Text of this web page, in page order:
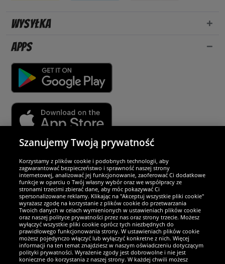
Wysyłka
Apps
Partnerzy i bezpieczeństwo
Jesteśmy wyjątkowi
Szanujemy Twoją prywatność
Korzystamy z plików cookie i podobnych technologii, aby
zagwarantować bezpieczeństwo i sprawność naszej strony
internetowej, analizować jej funkcjonowanie, zaoferować Ci dodatkowe
funkcje w oparciu o Twój własny wybór oraz we współpracy ze
stronami trzecimi zbierać dane, aby móc pokazywać Ci
spersonalizowane reklamy. Klikając na "Akceptuj wszystkie pliki cookie"
wyrażasz zgodę na korzystanie z plików cookie do przetwarzania
Twoich danych w celach wymienionych w ustawieniach plików cookie
oraz naszej polityce prywatności przez nas oraz strony trzecie. Możesz
wyłączyć wszystkie pliki cookie oprócz tych niezbędnych do
prawidłowego funkcjonowania strony. W ustawieniach plików cookie
możesz pojedynczo włączyć lub wyłączyć konkretne z nich. Więcej
informacji na ten temat znajdziesz w naszym oświadczeniu dotyczącym
polityki prywatności. Wyrażenie zgody jest dobrowolne i nie jest
konieczne do korzystania z naszej strony. W każdej chwili możesz